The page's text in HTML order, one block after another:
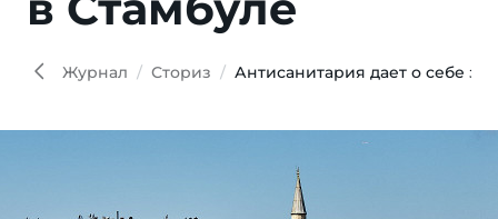
Журнал Сториз Антисанитария дает о себе